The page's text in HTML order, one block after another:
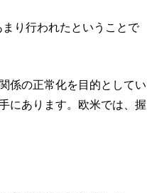
り行われたということで
係の正常化を目的としてい
にあります。欧米では、握